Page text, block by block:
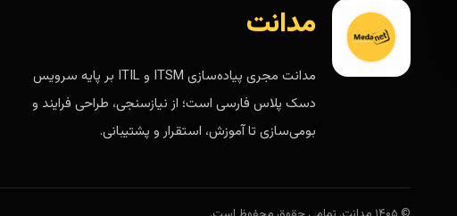
مدانت
مدانت مجری پیاده‌سازی ITSM و ITIL بر پایه سرویس
دسک پلاس فارسی است؛ از نیازسنجی، طراحی فرایند و
بومی‌سازی تا آموزش، استقرار و پشتیبانی.